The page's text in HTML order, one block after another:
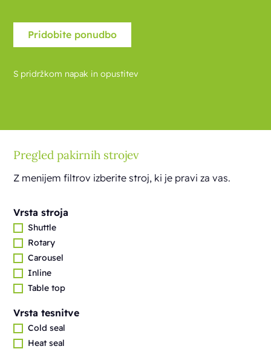
S pridržkom napak in opustitev
Pregled pakirnih strojev
Z menijem filtrov izberite stroj, ki je pravi za vas.
Vrsta stroja
Shuttle
Rotary
Carousel
Inline
Table top
Vrsta tesnitve
Cold seal
Heat seal